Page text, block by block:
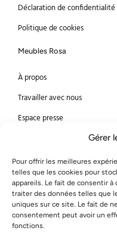
Gérer
Pour offrir les meilleures
telles que les cookies pour
appareils. Le fait de consentir
traiter des données telles que
uniques sur ce site. Le fait de
consentement peut avoir un
fonctions.
Déclaration de confidentialité
Politique de cookies
Meubles Rosa
À propos
Travailler avec nous
Espace presse
Méthodes de paiement
Mastercard
Bancontact
Virement bancaire